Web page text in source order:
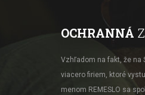
OCHRANNÁ
Vzhľadom na fakt, že na
viacero firiem, ktoré
menom REMESLO sa